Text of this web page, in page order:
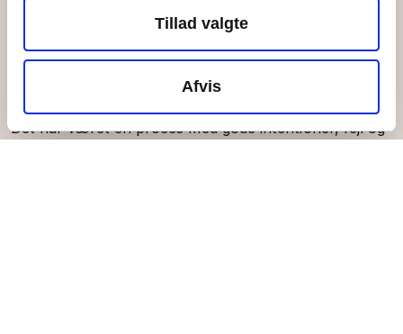
Tillad valgte
Afvis
Fællesskabet. Vi har også lært, hvad det er, der
påvirker os. Så det er et fælles ansvar, at vi er gode til
at efterleve vores egne dogmer og spørger hinanden,
Det har været en proces med gode intentioner, fejl og